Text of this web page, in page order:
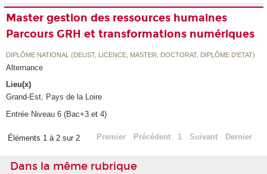
Master gestion des ressources humaines
Parcours GRH et transformations numériques
DIPLÔME NATIONAL (DEUST, LICENCE, MASTER, DOCTORAT, DIPLÔME D'ETAT)
Alternance
Lieu(x)
Grand-Est, Pays de la Loire
Entrée Niveau 6 (Bac+3 et 4)
Éléments 1 à 2 sur 2 Premier Précédent 1 Suivant Dernier
Dans la même rubrique